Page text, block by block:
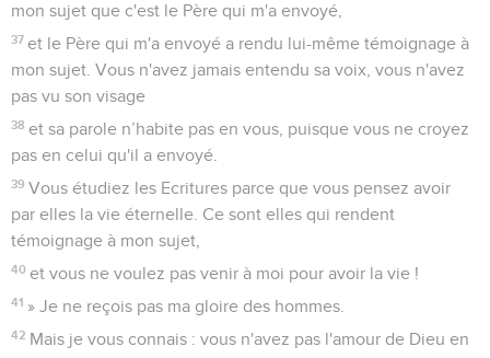
mon sujet que c'est le Père qui m'a envoyé,
37 et le Père qui m'a envoyé a rendu lui-même témoignage à
mon sujet. Vous n'avez jamais entendu sa voix, vous n'avez
pas vu son visage
38 et sa parole n’habite pas en vous, puisque vous ne croyez
pas en celui qu'il a envoyé.
39 Vous étudiez les Ecritures parce que vous pensez avoir
par elles la vie éternelle. Ce sont elles qui rendent
témoignage à mon sujet,
40 et vous ne voulez pas venir à moi pour avoir la vie !
41 » Je ne reçois pas ma gloire des hommes.
42 Mais je vous connais : vous n'avez pas l'amour de Dieu en